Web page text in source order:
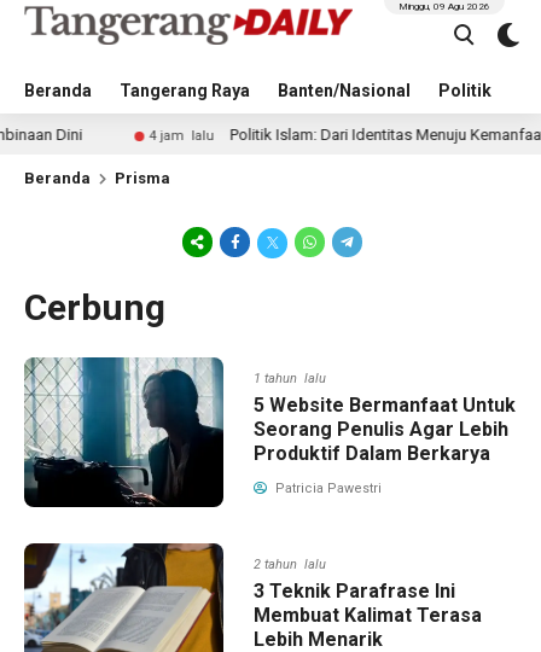
Beranda Tangerang Raya Banten/Nasional Politik
Minggu, 09 Agu 2026
Dini 4 jam lalu Politik Islam: Dari Identitas Menuju Kemanfaatan
Beranda Prisma
Cerbung
1 tahun lalu
5 Website Bermanfaat Untuk
Seorang Penulis Agar Lebih
Produktif Dalam Berkarya
Patricia Pawestri
2 tahun lalu
3 Teknik Parafrase Ini
Membuat Kalimat Terasa
Lebih Menarik